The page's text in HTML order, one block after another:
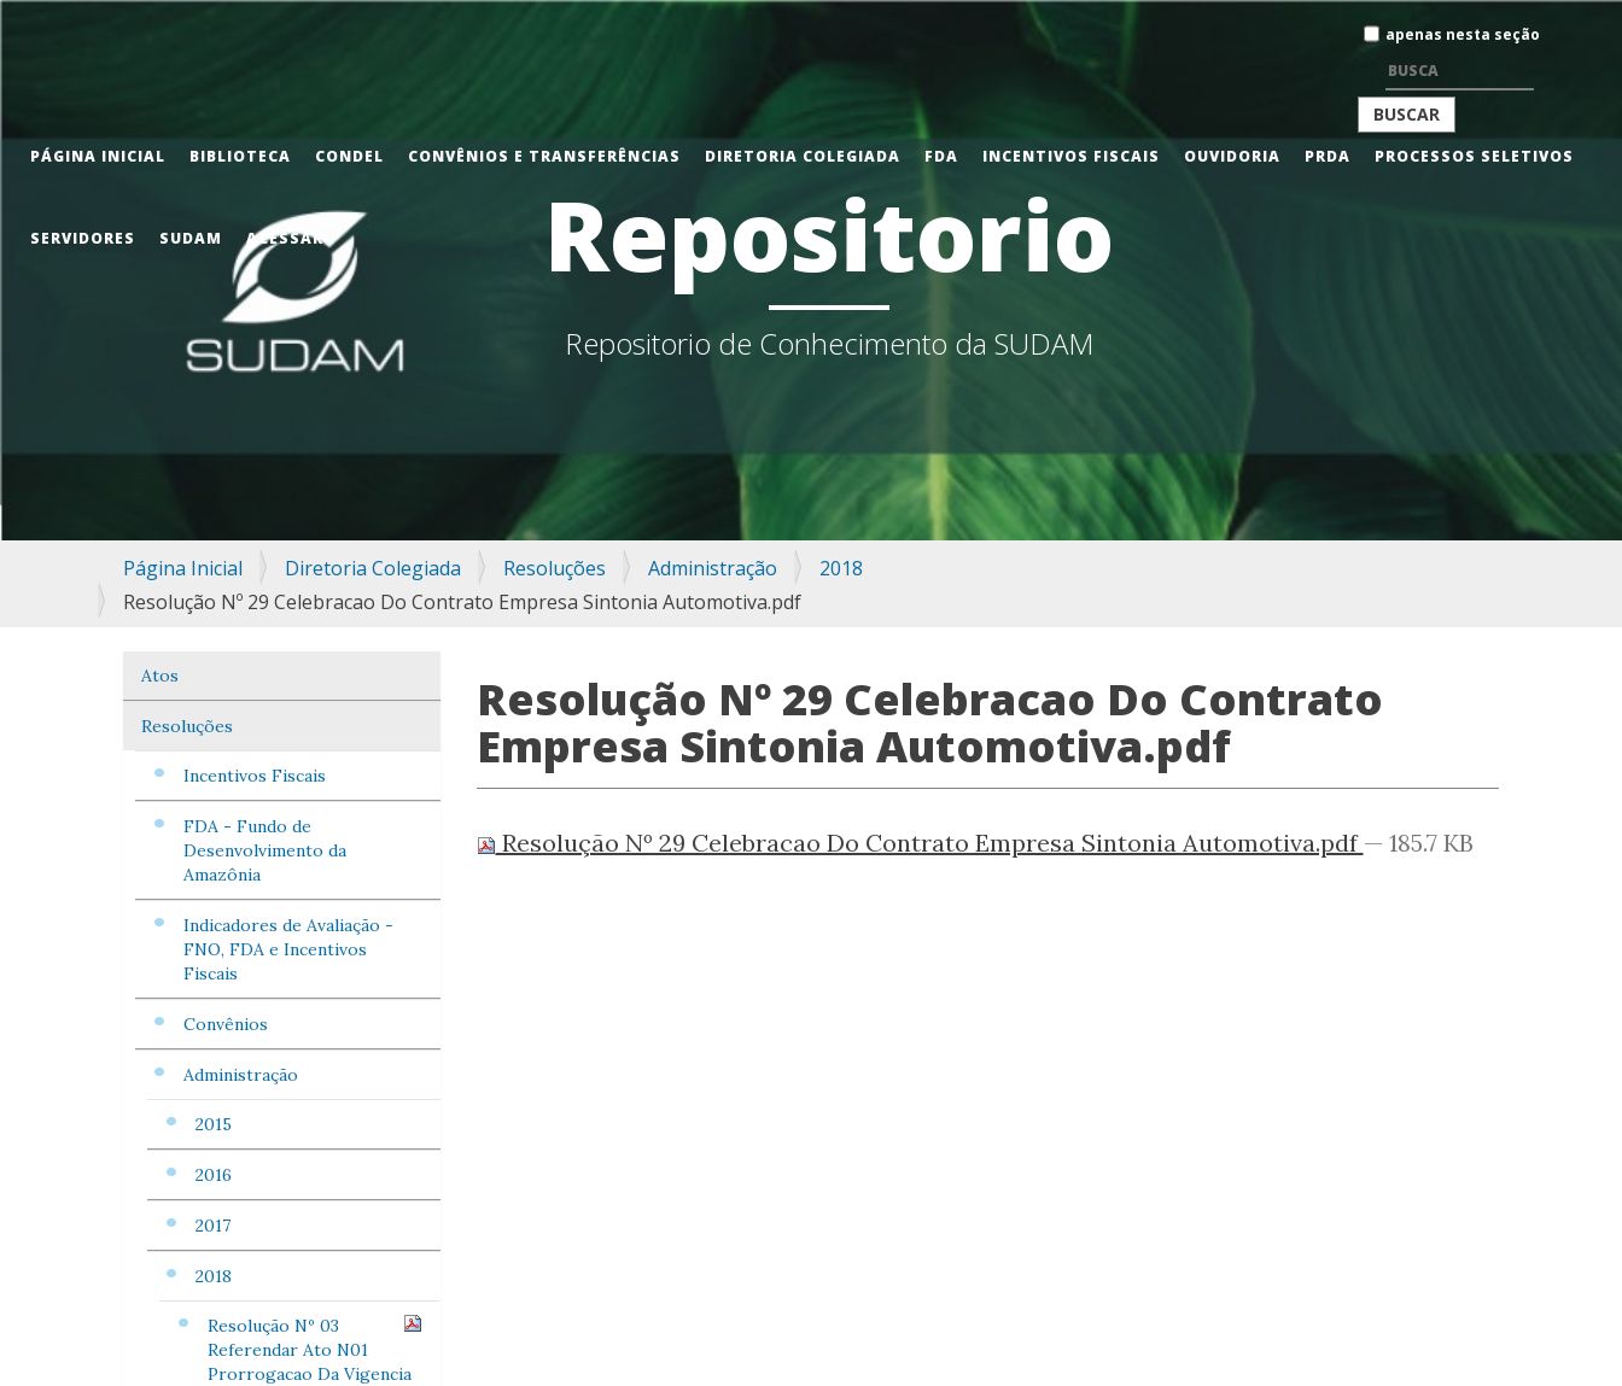
Repositorio
Repositorio de Conhecimento da SUDAM
Busca
apenas nesta seção
BUSCA
PÁGINA INICIAL BIBLIOTECA CONDEL CONVÊNIOS E TRANSFERÊNCIAS DIRETORIA COLEGIADA FDA INCENTIVOS FISCAIS OUVIDORIA PRDA PROCESSOS SELETIVOS
SERVIDORES SUDAM ACESSAR
Você
está
aqui:
Página Inicial Diretoria Colegiada Resoluções Administração
2018
Resolução Nº 29 Celebracao Do Contrato Empresa Sintonia Automotiva.pdf
Navegação
Atos
Resoluções
Incentivos Fiscais
FDA - Fundo de
Desenvolvimento da
Amazônia
Indicadores de Avaliação -
FNO, FDA e Incentivos
Fiscais
Convênios
Administração
2015
2016
2017
2018
Resolução Nº 03
Referendar Ato N01
Prorrogacao Da Vigencia
Resolução Nº 29 Celebracao Do Contrato
Empresa Sintonia Automotiva.pdf
Resolução Nº 29 Celebracao Do Contrato Empresa Sintonia Automotiva.pdf — 185.7 KB